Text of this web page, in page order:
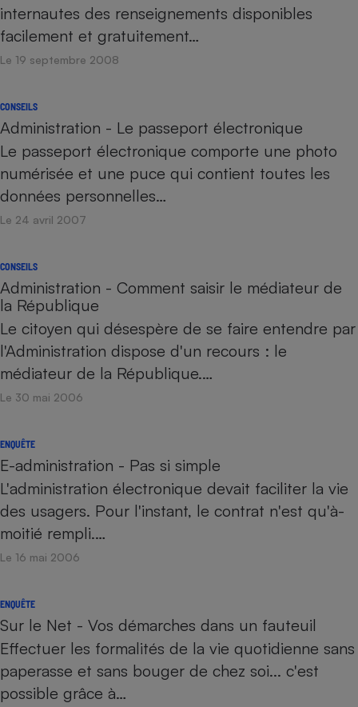
internautes des renseignements disponibles
facilement et gratuitement…
Le 19 septembre 2008
CONSEILS
Administration - Le passeport électronique
Le passeport électronique comporte une photo
numérisée et une puce qui contient toutes les
données personnelles…
Le 24 avril 2007
CONSEILS
Administration - Comment saisir le médiateur de
la République
Le citoyen qui désespère de se faire entendre par
l'Administration dispose d'un recours : le
médiateur de la République.…
Le 30 mai 2006
ENQUÊTE
E-administration - Pas si simple
L'administration électronique devait faciliter la vie
des usagers. Pour l'instant, le contrat n'est qu'à-
moitié rempli.…
Le 16 mai 2006
ENQUÊTE
Sur le Net - Vos démarches dans un fauteuil
Effectuer les formalités de la vie quotidienne sans
paperasse et sans bouger de chez soi... c'est
possible grâce à…